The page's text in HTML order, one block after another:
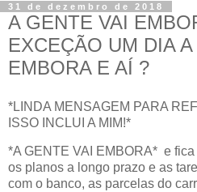
31 de dezembro de 2018
A GENTE VAI
EXCEÇÃO UM DIA
EMBORA E AÍ ?
*LINDA MENSAGEM PARA
ISSO INCLUI A MIM!*
*A GENTE VAI EMBORA* e fica
os planos a longo prazo e as
com o banco, as parcelas do